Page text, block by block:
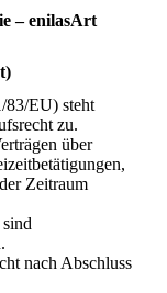
– enilasArt
83/EU) steht
zu.
über
Zeitraum
nach Abschluss